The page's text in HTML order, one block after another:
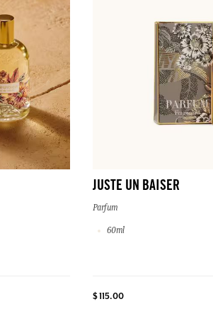
JUSTE UN BAISER
Parfum
60ml
$ 115.00